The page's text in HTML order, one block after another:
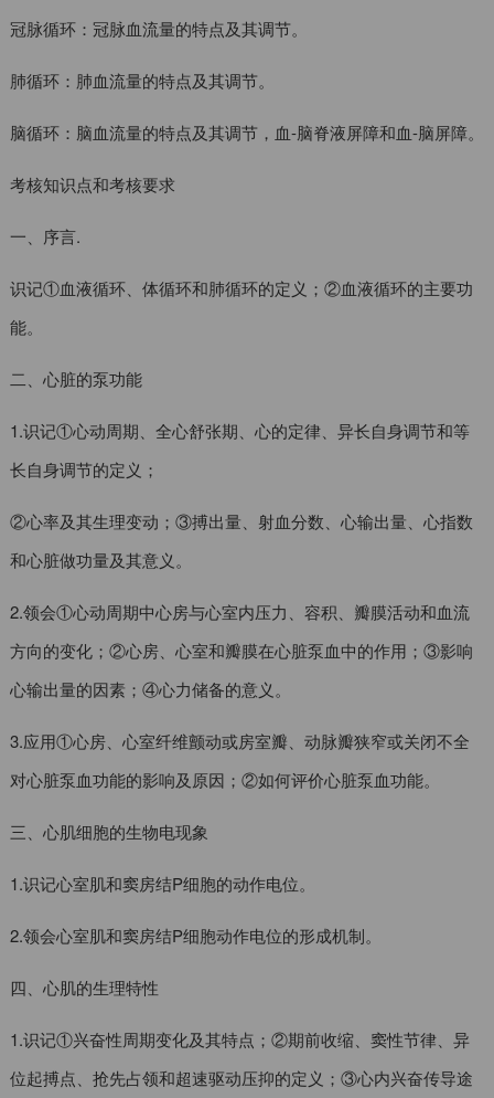
冠脉循环：冠脉血流量的特点及其调节。
肺循环：肺血流量的特点及其调节。
脑循环：脑血流量的特点及其调节，血-脑脊液屏障和血-脑屏障。
考核知识点和考核要求
一、序言.
识记①血液循环、体循环和肺循环的定义；②血液循环的主要功
能。
二、心脏的泵功能
1.识记①心动周期、全心舒张期、心的定律、异长自身调节和等
长自身调节的定义；
②心率及其生理变动；③搏出量、射血分数、心输出量、心指数
和心脏做功量及其意义。
2.领会①心动周期中心房与心室内压力、容积、瓣膜活动和血流
方向的变化；②心房、心室和瓣膜在心脏泵血中的作用；③影响
心输出量的因素；④心力储备的意义。
3.应用①心房、心室纤维颤动或房室瓣、动脉瓣狭窄或关闭不全
对心脏泵血功能的影响及原因；②如何评价心脏泵血功能。
三、心肌细胞的生物电现象
1.识记心室肌和窦房结P细胞的动作电位。
2.领会心室肌和窦房结P细胞动作电位的形成机制。
四、心肌的生理特性
1.识记①兴奋性周期变化及其特点；②期前收缩、窦性节律、异
位起搏点、抢先占领和超速驱动压抑的定义；③心内兴奋传导途